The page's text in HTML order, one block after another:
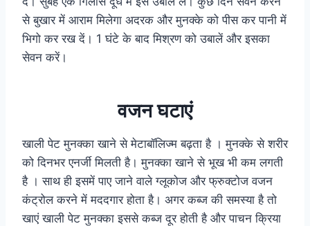
से बुखार में आराम मिलेगा अदरक और मुनक्के को पीस कर पानी में
भिगो कर रख दें। 1 घंटे के बाद मिश्रण को उबालें और इसका
सेवन करें।
वजन घटाएं
खाली पेट मुनक्का खाने से मेटाबॉलिज्म बढ़ता है । मुनक्के से शरीर
को दिनभर एनर्जी मिलती है। मुनक्का खाने से भूख भी कम लगती
है । साथ ही इसमें पाए जाने वाले ग्लूकोज और फ्रुक्टोज वजन
कंट्रोल करने में मददगार होता है। अगर कब्ज की समस्या है तो
खाएं खाली पेट मुनक्का इससे कब्ज दूर होती है और पाचन क्रिया